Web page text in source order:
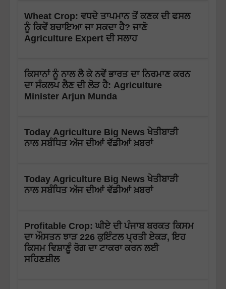
Wheat Crop: ਵਧਦੇ ਤਾਪਮਾਨ ਤੋਂ ਕਣਕ ਦੀ ਫਸਲ
ਨੂੰ ਕਿਵੇਂ ਬਚਾਇਆ ਜਾ ਸਕਦਾ ਹੈ? ਜਾਣੋ
Agriculture Expert ਦੀ ਸਲਾਹ
ਕਿਸਾਨਾਂ ਨੂੰ ਨਾਲ ਲੈ ਕੇ ਨਵੇਂ ਭਾਰਤ ਦਾ ਨਿਰਮਾਣ ਕਰਨ
ਦਾ ਸੰਕਲਪ ਲੈਣ ਦੀ ਲੋੜ ਹੈ: Agriculture
Minister Arjun Munda
Today Agriculture Big News ਖੇਤੀਬਾੜੀ
ਨਾਲ ਸਬੰਧਿਤ ਅੱਜ ਦੀਆਂ ਵੱਡੀਆਂ ਖ਼ਬਰਾਂ
Today Agriculture Big News ਖੇਤੀਬਾੜੀ
ਨਾਲ ਸਬੰਧਿਤ ਅੱਜ ਦੀਆਂ ਵੱਡੀਆਂ ਖ਼ਬਰਾਂ
Profitable Crop: ਘੀਏ ਦੀ ਪੰਜਾਬ ਬਰਕਤ ਕਿਸਮ
ਦਾ ਔਸਤਨ ਝਾੜ 226 ਕੁਇੰਟਲ ਪ੍ਰਤੀ ਏਕੜ, ਇਹ
ਕਿਸਮ ਵਿਸ਼ਾਣੂੰ ਰੋਗ ਦਾ ਟਾਕਰਾ ਕਰਨ ਲਈ
ਸਹਿਣਸ਼ੀਲ